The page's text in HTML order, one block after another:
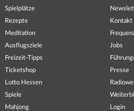
Spielplätze
Rezepte
Meditation
Ausflugsziele
Freizeit-Tipps
Ticketshop
Lotto Hessen
Spiele
Mahjong
Kontakt
Jobs
Presse
Login